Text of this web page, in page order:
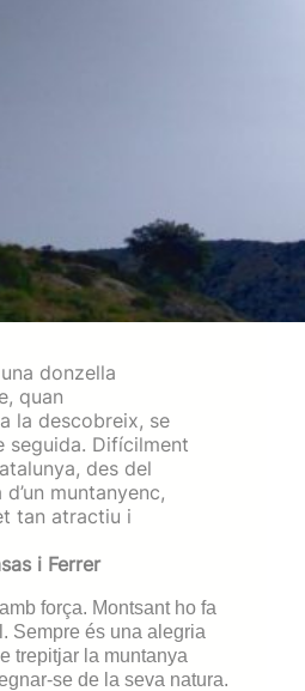
donzella
quan
la descobreix, se
seguida. Difícilment
des del
muntanyenc,
tan atractiu i
i Ferrer
força. Montsant ho fa
Sempre és una alegria
trepitjar la muntanya
se de la seva natura.